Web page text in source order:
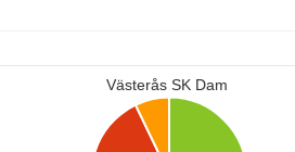
Västerås SK Dam